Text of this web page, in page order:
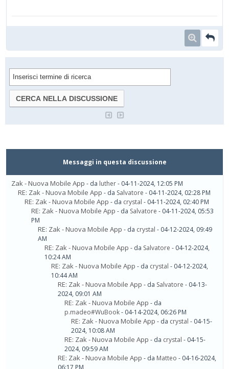
Messaggi in questa discussione
Zak - Nuova Mobile App - da luther- 04-11-2024, 12:05 PM
RE: Zak - Nuova Mobile App - da Salvatore - 04-11-2024, 02:28 PM
RE: Zak - Nuova Mobile App - da crystal - 04-11-2024, 02:40 PM
RE: Zak - Nuova Mobile App - da Salvatore - 04-11-2024, 05:53
PM
RE: Zak - Nuova Mobile App - da crystal - 04-12-2024, 09:49
AM
RE: Zak - Nuova Mobile App - da Salvatore - 04-12-2024,
10:24 AM
RE: Zak - Nuova Mobile App - da crystal - 04-12-2024,
10:44 AM
RE: Zak - Nuova Mobile App - da Salvatore - 04-13-
2024, 09:01 AM
RE: Zak - Nuova Mobile App - da
p.madeo#WuBook- 04-14-2024, 06:26 PM
RE: Zak - Nuova Mobile App - da crystal - 04-15-
2024, 10:08 AM
RE: Zak - Nuova Mobile App - da crystal - 04-15-
2024, 09:59 AM
RE: Zak - Nuova Mobile App - da Matteo - 04-16-2024,